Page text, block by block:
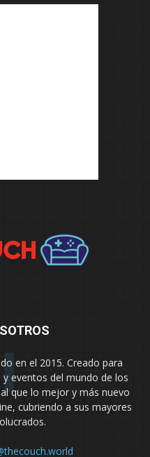
en el 2015. Creado para
eventos del mundo de los
que lo mejor y más nuevo
cubriendo a sus mayores